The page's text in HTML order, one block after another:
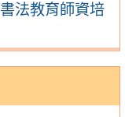
法教育師資培